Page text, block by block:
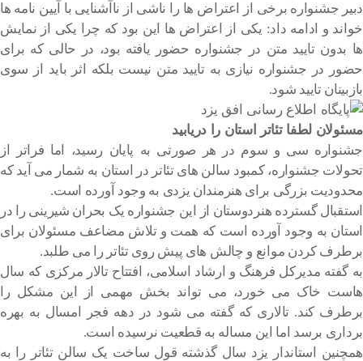
دبیر جشنواره برخی از اعتراض ها را ناشی از ناآشنایی با آیین نامه ها
خواند و ادامه داد: یکی از اعتراض ها این بود که چرا یکی از نمایش
ها بدون تایید متن در جشنواره حضور یافته بود، در حالی که برای
حضور در جشنواره نیازی به تایید متن نیست بلکه اثر باید از سوی
بازبینان تایید شود.
مسئولان لطفا تئاتر استان را دریابید
جشنواره سی و سوم در هر صورتی به پایان رسید، اما فراتر از
تحولات جشنواره، کمبود سالن های تئاتر در استان به شمار می آید که
محدودیت بزرگی برای هنرمندان یزدی به وجود آورده است.
استقبال گسترده هنردوستان از این جشنواره یک بحران شیرینی را در
استان به وجود آورده است که همت و تلاش مضاعف مسئولان برای
برطرف کردن موانع و چالش های پیش روی تئاتر را می طلبد.
به گفته مدیرکل فرهنگ و ارشاد اسلامی، افتتاح تالار مرکزی که سال
هاست خاک می خورد، می تواند بخش مهمی از این مشکل را
برطرف کند. تالاری که گفته می شود در دهه فجر امسال به بهره
برداری برسد اما این مساله به قطعیت نرسیده است.
همچنین استاندار یزد سال گذشته قول ساخت یک سالن تئاتر را به